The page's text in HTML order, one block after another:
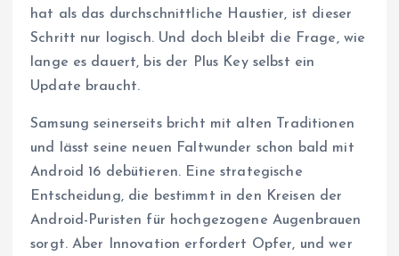
hat als das durchschnittliche Haustier, ist dieser
Schritt nur logisch. Und doch bleibt die Frage, wie
lange es dauert, bis der Plus Key selbst ein
Update braucht.
Samsung seinerseits bricht mit alten Traditionen
und lässt seine neuen Faltwunder schon bald mit
Android 16 debütieren. Eine strategische
Entscheidung, die bestimmt in den Kreisen der
Android-Puristen für hochgezogene Augenbrauen
sorgt. Aber Innovation erfordert Opfer, und wer